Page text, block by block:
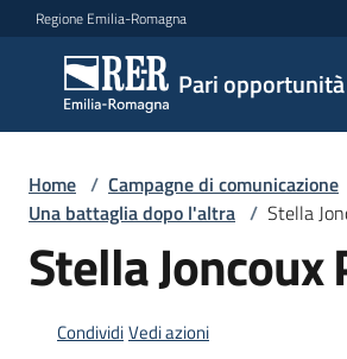
Vai al contenuto
Vai alla navigazione
Vai al footer
Regione Emilia-Romagna
Pari opportunità
Pari
opportunità
Argomenti
Home / Campagne di comunicazione
Una battaglia dopo l'altra / Stella
Stella Joncoux
CondividiVedi azioni